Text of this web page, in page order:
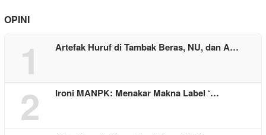
OPINI
1 Artefak Huruf di Tambak Beras, NU, dan A…
2 Ironi MANPK: Menakar Makna Label ‘…